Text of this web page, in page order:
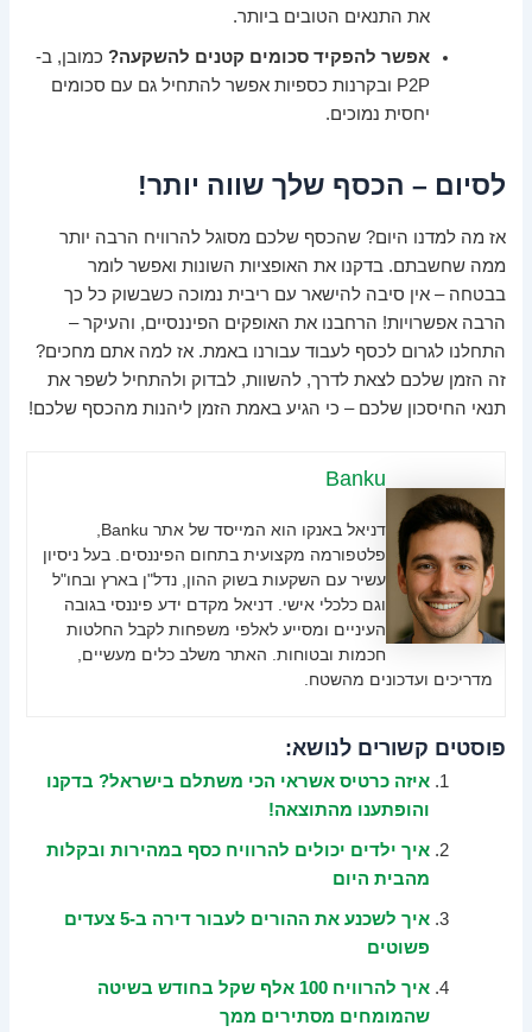
את התנאים הטובים ביותר.
אפשר להפקיד סכומים קטנים להשקעה? כמובן, ב-
P2P ובקרנות כספיות אפשר להתחיל גם עם סכומים
יחסית נמוכים.
לסיום – הכסף שלך שווה יותר!
אז מה למדנו היום? שהכסף שלכם מסוגל להרוויח הרבה יותר
ממה שחשבתם. בדקנו את האופציות השונות ואפשר לומר
בבטחה – אין סיבה להישאר עם ריבית נמוכה כשבשוק כל כך
הרבה אפשרויות! הרחבנו את האופקים הפיננסיים, והעיקר –
התחלנו לגרום לכסף לעבוד עבורנו באמת. אז למה אתם מחכים?
זה הזמן שלכם לצאת לדרך, להשוות, לבדוק ולהתחיל לשפר את
תנאי החיסכון שלכם – כי הגיע באמת הזמן ליהנות מהכסף שלכם!
Banku
פלטפורמה מקצועית בתחום הפיננסים. בעל ניסיון
עשיר עם השקעות בשוק ההון, נדל"ן בארץ ובחו"ל
וגם כלכלי אישי. דניאל מקדם ידע פיננסי בגובה
העיניים ומסייע לאלפי משפחות לקבל החלטות
חכמות ובטוחות. האתר משלב כלים מעשיים,
מדריכים ועדכונים מהשטח.
פוסטים קשורים לנושא:
איזה כרטיס אשראי הכי משתלם בישראל? בדקנו
והופתענו מהתוצאה!
איך ילדים יכולים להרוויח כסף במהירות ובקלות
מהבית היום
איך לשכנע את ההורים לעבור דירה ב-5 צעדים
פשוטים
איך להרוויח 100 אלף שקל בחודש בשיטה
שהמומחים מסתירים ממך